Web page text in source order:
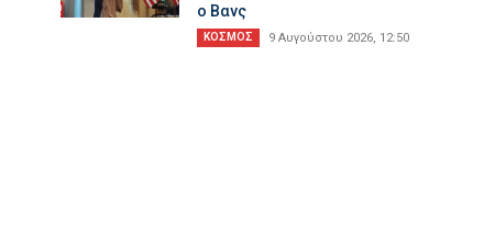
ο Βανς
ΚΟΣΜΟΣ 9 Αυγούστου 2026, 12:50